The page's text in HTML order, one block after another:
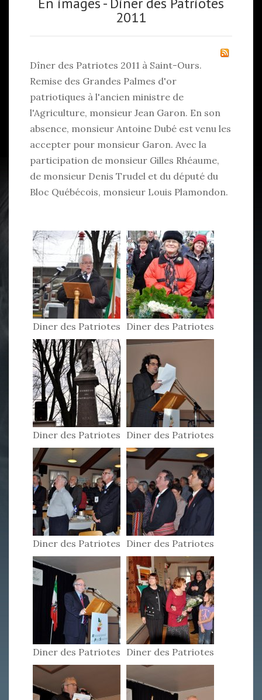
2011
Dîner des Patriotes 2011 à Saint-Ours.
Remise des Grandes Palmes d'or
patriotiques à l'ancien ministre de
l'Agriculture, monsieur Jean Garon. En son
absence, monsieur Antoine Dubé est venu les
accepter pour monsieur Garon. Avec la
participation de monsieur Gilles Rhéaume,
de monsieur Denis Trudel et du député du
Bloc Québécois, monsieur Louis Plamondon.
Diner des Patriotes
2011
Diner des Patriotes
2011
Diner des Patriotes
2011
Diner des Patriotes
2011
Diner des Patriotes
2011
Diner des Patriotes
2011
Diner des Patriotes
2011
Diner des Patriotes
2011